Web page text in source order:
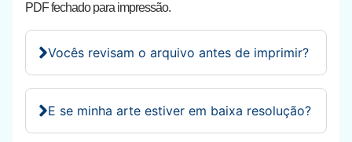
PDF fechado para impressão.
Vocês revisam o arquivo antes de imprimir?
E se minha arte estiver em baixa resolução?